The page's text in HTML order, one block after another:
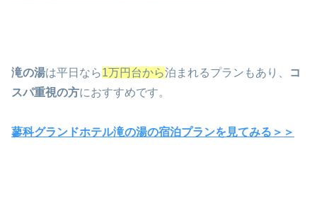
滝の湯は平日なら1万円台から泊まれるプランもあり、
コ
スパ重視の方におすすめです。
蓼科グランドホテル滝の湯の宿泊プランを見てみる＞＞